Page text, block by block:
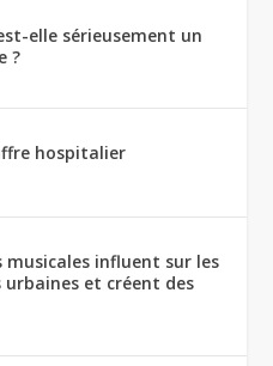
elle sérieusement un
?
hospitalier
musicales influent sur les
et créent des